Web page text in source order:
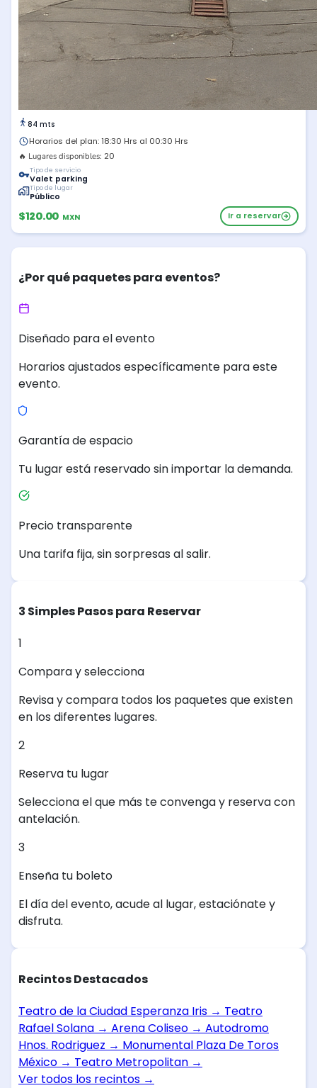
84 mts
Horarios del plan: 18:30 Hrs al 00:30 Hrs
🔥 Lugares disponibles: 20
Tipo de servicio
Valet parking
Tipo de lugar
Público
$120.00 MXN Ir a reservar
¿Por qué paquetes para eventos?
Diseñado para el evento
Horarios ajustados específicamente para este
evento.
Garantía de espacio
Tu lugar está reservado sin importar la demanda.
Precio transparente
Una tarifa fija, sin sorpresas al salir.
3 Simples Pasos para Reservar
1
Compara y selecciona
Revisa y compara todos los paquetes que existen
en los diferentes lugares.
2
Reserva tu lugar
Selecciona el que más te convenga y reserva con
antelación.
3
Enseña tu boleto
El día del evento, acude al lugar, estaciónate y
disfruta.
Recintos Destacados
Teatro de la Ciudad Esperanza Iris → Teatro
Rafael Solana → Arena Coliseo → Autodromo
Hnos. Rodriguez → Monumental Plaza De Toros
México → Teatro Metropolitan →
Ver todos los recintos →